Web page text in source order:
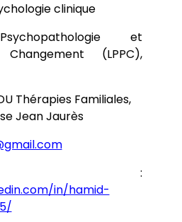
psychothérapeutiques
clinique
et
(LPPC),
Thérapies Familiales,
Jean Jaurès
in/hamid-